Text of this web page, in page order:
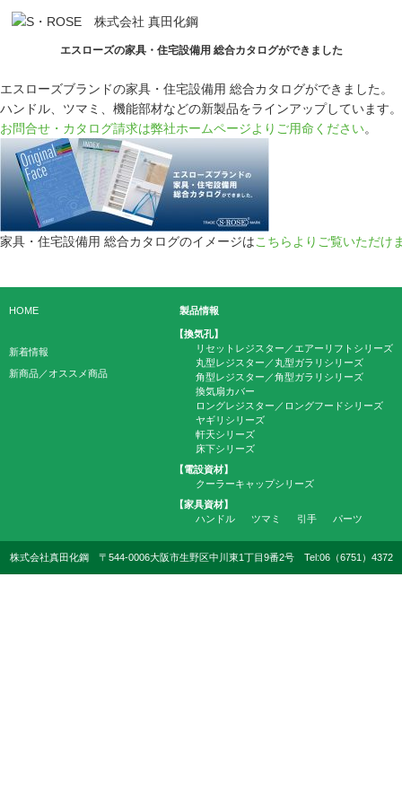
エスローズの家具・住宅設備用 総合カタログができました
エスローズブランドの家具・住宅設備用 総合カタログができました。
ハンドル、ツマミ、機能部材などの新製品をラインアップしています。
お問合せ・カタログ請求は弊社ホームページよりご用命ください。
家具・住宅設備用 総合カタログのイメージはこちらよりご覧いただけ
HOME
新着情報
新商品／オススメ商品
製品情報
【換気孔】
リセットレジスター／エアーリフトシリーズ
丸型レジスター／丸型ガラリシリーズ
角型レジスター／角型ガラリシリーズ
換気扇カバー
ロングレジスター／ロングフードシリーズ
ヤギリシリーズ
軒天シリーズ
床下シリーズ
【電設資材】
クーラーキャップシリーズ
【家具資材】
ハンドル
ツマミ 引手 パーツ
株式会社真田化鋼 〒544-0006大阪市生野区中川東1丁目9番2号 Tel:06（6751）4372